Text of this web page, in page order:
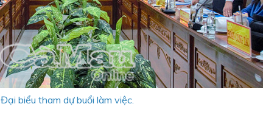
Đại biểu tham dự buổi làm việc.